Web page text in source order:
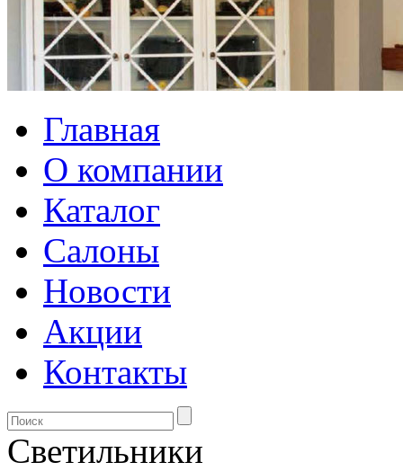
Главная
О компании
Каталог
Салоны
Новости
Акции
Контакты
Светильники